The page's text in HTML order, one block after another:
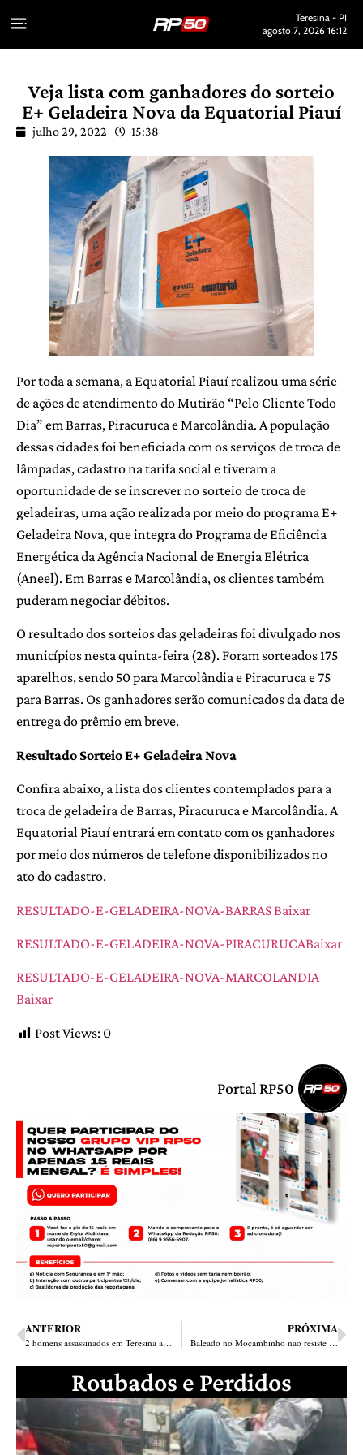
Teresina - PI
agosto 7, 2026 16:12
Veja lista com ganhadores do sorteio
E+ Geladeira Nova da Equatorial Piauí
julho 29, 2022 15:38
Por toda a semana, a Equatorial Piauí realizou uma série
de ações de atendimento do Mutirão “Pelo Cliente Todo
Dia” em Barras, Piracuruca e Marcolândia. A população
dessas cidades foi beneficiada com os serviços de troca de
lâmpadas, cadastro na tarifa social e tiveram a
oportunidade de se inscrever no sorteio de troca de
geladeiras, uma ação realizada por meio do programa E+
Geladeira Nova, que integra do Programa de Eficiência
Energética da Agência Nacional de Energia Elétrica
(Aneel). Em Barras e Marcolândia, os clientes também
puderam negociar débitos.
O resultado dos sorteios das geladeiras foi divulgado nos
municípios nesta quinta-feira (28). Foram sorteados 175
aparelhos, sendo 50 para Marcolândia e Piracuruca e 75
para Barras. Os ganhadores serão comunicados da data de
entrega do prêmio em breve.
Resultado Sorteio E+ Geladeira Nova
Confira abaixo, a lista dos clientes contemplados para a
troca de geladeira de Barras, Piracuruca e Marcolândia. A
Equatorial Piauí entrará em contato com os ganhadores
por meio dos números de telefone disponibilizados no
ato do cadastro.
RESULTADO-E-GELADEIRA-NOVA-BARRAS Baixar
RESULTADO-E-GELADEIRA-NOVA-PIRACURUCABaixar
RESULTADO-E-GELADEIRA-NOVA-MARCOLANDIA
Baixar
Post Views: 0
Portal RP50
ANTERIOR
2 homens assassinados em Teresina ao mesmo tempo; um na zona Sul, outro na Norte
PRÓXIMA
Baleado no Mocambinho não resiste e morre no HUT; 16 assassinatos em 12 dias
Roubados e Perdidos